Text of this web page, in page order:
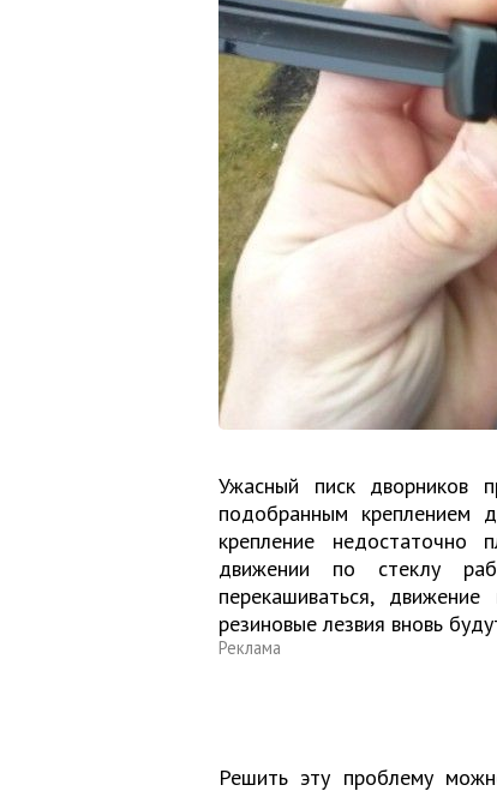
Ужасный писк дворников
подобранным креплением
крепление
движении по стеклу
перекашиваться,
резиновые лезвия вновь
Реклама
Решить эту проблему